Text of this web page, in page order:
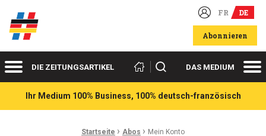
Deutsch-französische Wirtschaftsakteure FR DE
Abonnieren
MenüDIE ZEITUNGSARTIKEL Suchen DAS MEDIUM
Ihr Medium 100% Business, 100% deutsch-französisch
Startseite › Abos › Mein Konto